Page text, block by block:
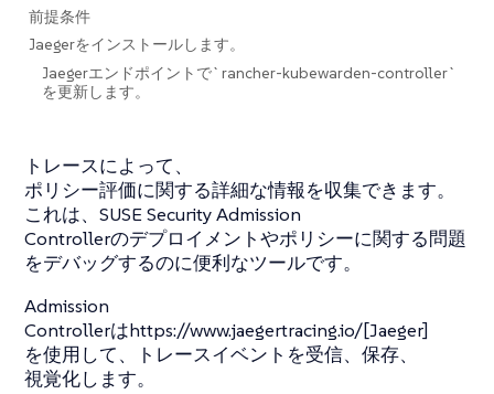
前提条件
Jaegerをインストールします。
Jaegerエンドポイントで`rancher-kubewarden-controller`
を更新します。
トレースによって、
ポリシー評価に関する詳細な情報を収集できます。
これは、SUSE Security Admission
Controllerのデプロイメントやポリシーに関する問題
をデバッグするのに便利なツールです。
Admission
Controllerはhttps://www.jaegertracing.io/[Jaeger]
を使用して、トレースイベントを受信、保存、
視覚化します。